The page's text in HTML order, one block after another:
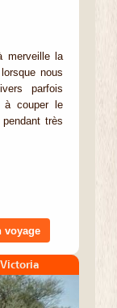
merveille la
nous
parfois
à couper le
très
voyage